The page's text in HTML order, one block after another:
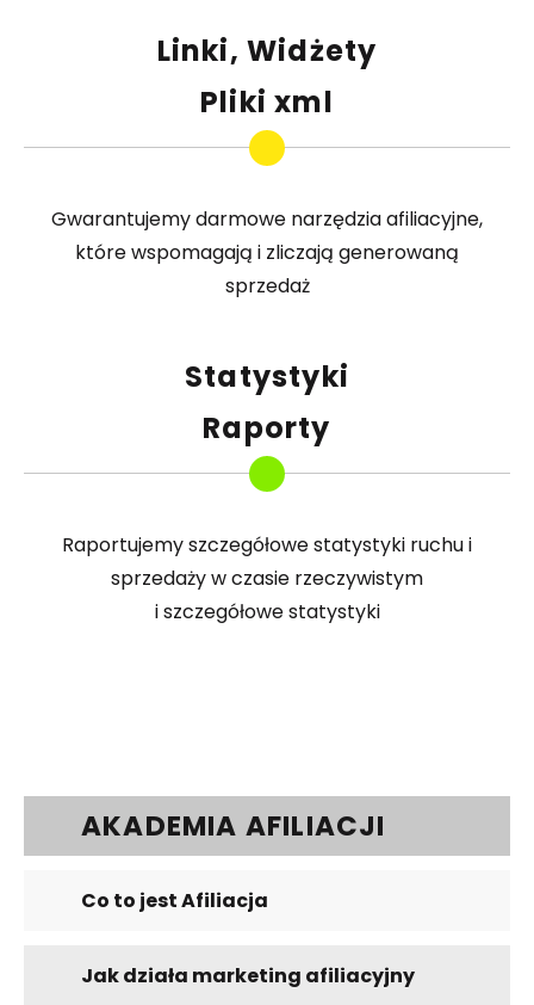
Linki, Widżety
Pliki xml
Gwarantujemy darmowe narzędzia afiliacyjne,
które wspomagają i zliczają generowaną
sprzedaż
Statystyki
Raporty
Raportujemy szczegółowe statystyki ruchu i
sprzedaży w czasie rzeczywistym
i szczegółowe statystyki
AKADEMIA AFILIACJI
Co to jest Afiliacja
Jak działa marketing afiliacyjny